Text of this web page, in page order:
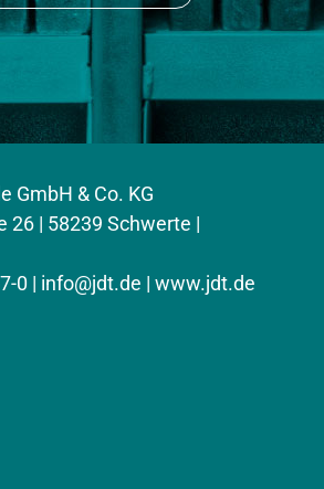
GmbH & Co. KG
26 | 58239 Schwerte |
0 | info@jdt.de | www.jdt.de